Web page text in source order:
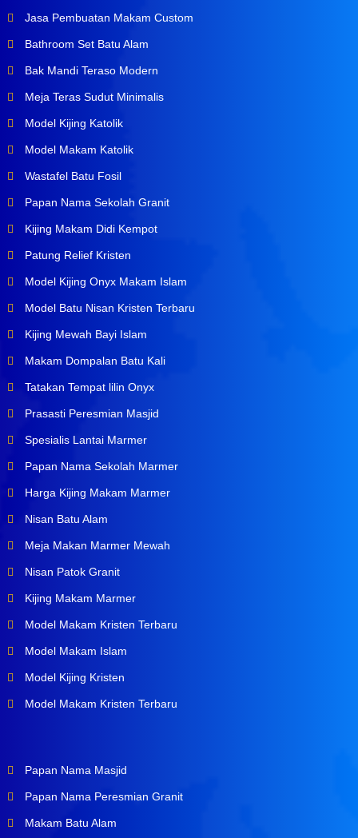
Jasa Pembuatan Makam Custom
Bathroom Set Batu Alam
Bak Mandi Teraso Modern
Meja Teras Sudut Minimalis
Model Kijing Katolik
Model Makam Katolik
Wastafel Batu Fosil
Papan Nama Sekolah Granit
Kijing Makam Didi Kempot
Patung Relief Kristen
Model Kijing Onyx Makam Islam
Model Batu Nisan Kristen Terbaru
Kijing Mewah Bayi Islam
Makam Dompalan Batu Kali
Tatakan Tempat lilin Onyx
Prasasti Peresmian Masjid
Spesialis Lantai Marmer
Papan Nama Sekolah Marmer
Harga Kijing Makam Marmer
Nisan Batu Alam
Meja Makan Marmer Mewah
Nisan Patok Granit
Kijing Makam Marmer
Model Makam Kristen Terbaru
Model Makam Islam
Model Kijing Kristen
Model Makam Kristen Terbaru
Papan Nama Masjid
Papan Nama Peresmian Granit
Makam Batu Alam